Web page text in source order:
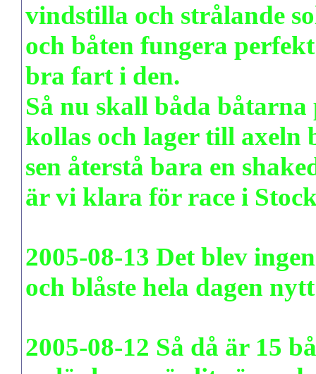
vindstilla och strålande
och båten fungera
bra fart i den.
Så nu skall båda
kollas och lager till axeln
sen återstå bara en
är vi klara för race i
2005-08-13 Det blev
och blåste hela dagen
2005-08-12 Så då är 15